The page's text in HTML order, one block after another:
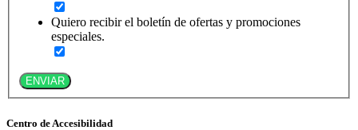
Quiero recibir el boletín de ofertas y promociones
especiales.
ENVIAR
Centro de Accesibilidad